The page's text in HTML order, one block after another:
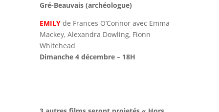
Gré-Beauvais (archéologue)
EMILY de Frances O’Connor avec Emma
Mackey, Alexandra Dowling, Fionn
Whitehead
Dimanche 4 décembre – 18H